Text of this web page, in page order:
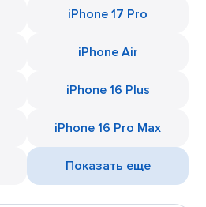
iPhone 17 Pro
iPhone Air
iPhone 16 Plus
iPhone 16 Pro Max
Показать еще